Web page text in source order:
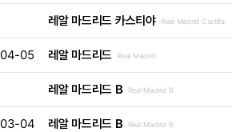
레알 마드리드 카스티야 Real Madrid Castilla
04-05 레알 마드리드 Real Madrid
레알 마드리드 B Real Madrid B
03-04 레알 마드리드 B Real Madrid B